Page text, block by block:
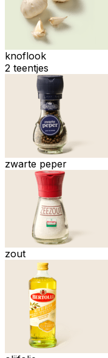
knoflook
2 teentjes
zwarte peper
zout